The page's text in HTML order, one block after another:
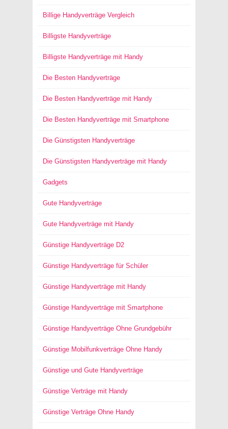
Billige Handyverträge Vergleich
Billigste Handyverträge
Billigste Handyverträge mit Handy
Die Besten Handyverträge
Die Besten Handyverträge mit Handy
Die Besten Handyverträge mit Smartphone
Die Günstigsten Handyverträge
Die Günstigsten Handyverträge mit Handy
Gadgets
Gute Handyverträge
Gute Handyverträge mit Handy
Günstige Handyverträge D2
Günstige Handyverträge für Schüler
Günstige Handyverträge mit Handy
Günstige Handyverträge mit Smartphone
Günstige Handyverträge Ohne Grundgebühr
Günstige Mobilfunkverträge Ohne Handy
Günstige und Gute Handyverträge
Günstige Verträge mit Handy
Günstige Verträge Ohne Handy